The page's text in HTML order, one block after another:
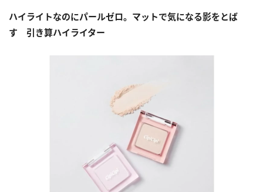
ハイライトなのにパールゼロ。 マットで気になる影をとば
す 引き算ハイライター